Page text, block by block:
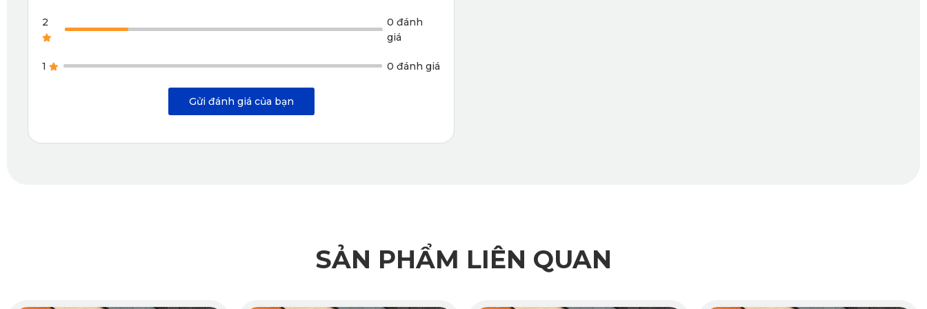
2
0 đánh
giá
1 0 đánh giá
Gửi đánh giá của bạn
SẢN PHẨM LIÊN QUAN